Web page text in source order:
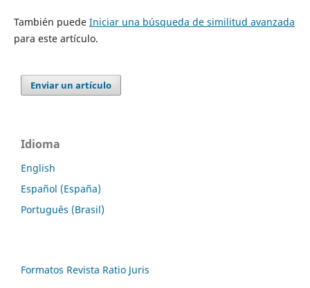
También puede Iniciar una búsqueda de similitud avanzada
para este artículo.
Enviar un artículo
Idioma
English
Español (España)
Português (Brasil)
Formatos Revista Ratio Juris